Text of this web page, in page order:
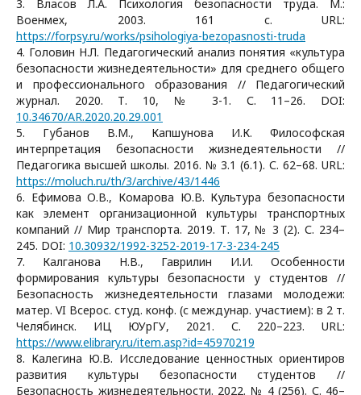
3. Власов Л.А. Психология безопасности труда. М.:
Военмех, 2003. 161 с. URL:
https://forpsy.ru/works/psihologiya-bezopasnosti-truda
4. Головин Н.Л. Педагогический анализ понятия «культура
безопасности жизнедеятельности» для среднего общего
и профессионального образования // Педагогический
журнал. 2020. Т. 10, № 3-1. С. 11–26. DOI:
10.34670/AR.2020.20.29.001
5. Губанов В.М., Капшунова И.К. Философская
интерпретация безопасности жизнедеятельности //
Педагогика высшей школы. 2016. № 3.1 (6.1). С. 62–68. URL:
https://moluch.ru/th/3/archive/43/1446
6. Ефимова О.В., Комарова Ю.В. Культура безопасности
как элемент организационной культуры транспортных
компаний // Мир транспорта. 2019. Т. 17, № 3 (2). С. 234–
245. DOI: 10.30932/1992-3252-2019-17-3-234-245
7. Калганова Н.В., Гаврилин И.И. Особенности
формирования культуры безопасности у студентов //
Безопасность жизнедеятельности глазами молодежи:
матер. VI Всерос. студ. конф. (с междунар. участием): в 2 т.
Челябинск. ИЦ ЮУрГУ, 2021. С. 220–223. URL:
https://www.elibrary.ru/item.asp?id=45970219
8. Калегина Ю.В. Исследование ценностных ориентиров
развития культуры безопасности студентов //
Безопасность жизнедеятельности. 2022. № 4 (256). С. 46–